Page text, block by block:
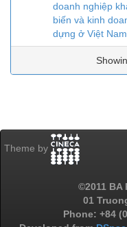
doanh nghiệp
biến và kinh
dựng ở Việt Nam.
Theme by
©2011 BA
01
Phone: +84